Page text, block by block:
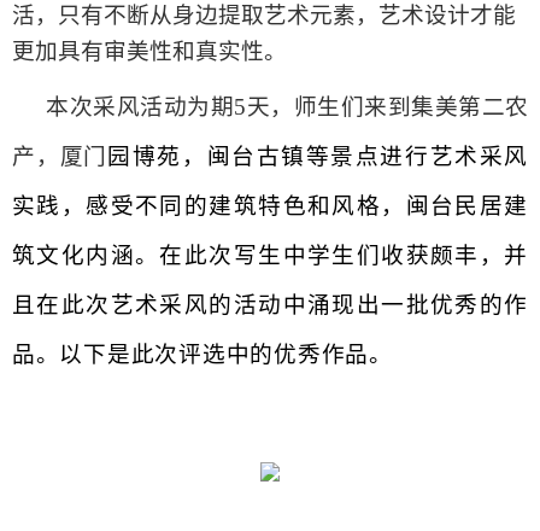
活，只有不断从身边提取艺术元素，艺术设计才能
更加具有审美性和真实性。
本次采风活动为期5天， 师生们来到集美第二农
产 ， 厦门 园博苑，闽台古镇等景点进行艺术采风
实践，感受不同的建筑特色和风格，闽台民居建
筑文化内涵。在此次写生中学生们收获颇丰， 并
且在此次艺术采风的活动中涌现出一批优秀的作
品。 以下是此次评选中的优秀作品。